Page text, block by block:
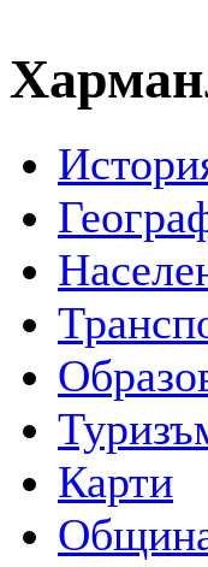
Карти